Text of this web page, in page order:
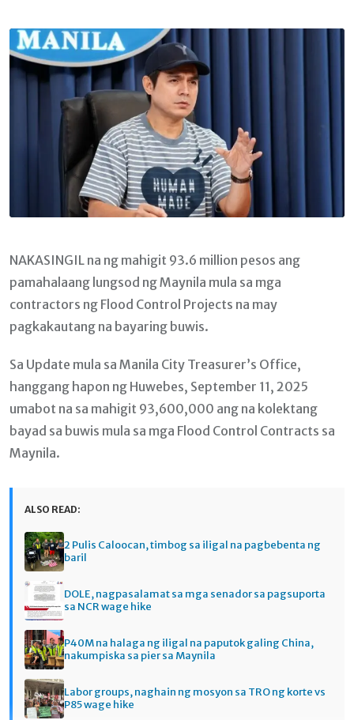
Email
NAKASINGIL na ng mahigit 93.6 million pesos ang
pamahalaang lungsod ng Maynila mula sa mga
contractors ng Flood Control Projects na may
pagkakautang na bayaring buwis.
Sa Update mula sa Manila City Treasurer’s Office,
hanggang hapon ng Huwebes, September 11, 2025
umabot na sa mahigit 93,600,000 ang na kolektang
bayad sa buwis mula sa mga Flood Control Contracts sa
Maynila.
ALSO READ:
2 Pulis Caloocan, timbog sa iligal na pagbebenta ng
baril
DOLE, nagpasalamat sa mga senador sa pagsuporta
sa NCR wage hike
P40M na halaga ng iligal na paputok galing China,
nakumpiska sa pier sa Maynila
Labor groups, naghain ng mosyon sa TRO ng korte vs
P85 wage hike